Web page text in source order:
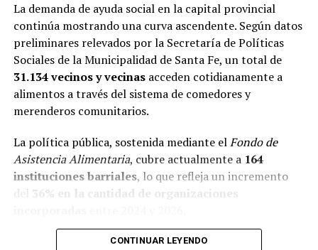
alegando un incremento de casos de coronavirus en la
zona, y Santa Fe analiza tomar la misma medida.
TEMAS RELACIONADOS: ACTUALIDAD
Coronavirus: nuevo récord de casos en Rosario y Santa
Fe con números que inquietan
ANTERIOR
Desde la medianoche vuelve el paro colectivos
La demanda de ayuda social en la capital provincial
continúa mostrando una curva ascendente. Según datos
preliminares relevados por la Secretaría de Políticas
Sociales de la Municipalidad de Santa Fe, un total de
31.134 vecinos y vecinasacceden cotidianamente a
alimentos a través del sistema de comedores y
merenderos comunitarios.
La política pública, sostenida mediante elFondo de
Asistencia Alimentaria, cubre actualmente a 164
instituciones barriales, lo que refleja un incremento
del 36% en la cantidad de organizaciones
Este salto territorial vino acompañado de un aumento
CONTINUAR LEYENDO